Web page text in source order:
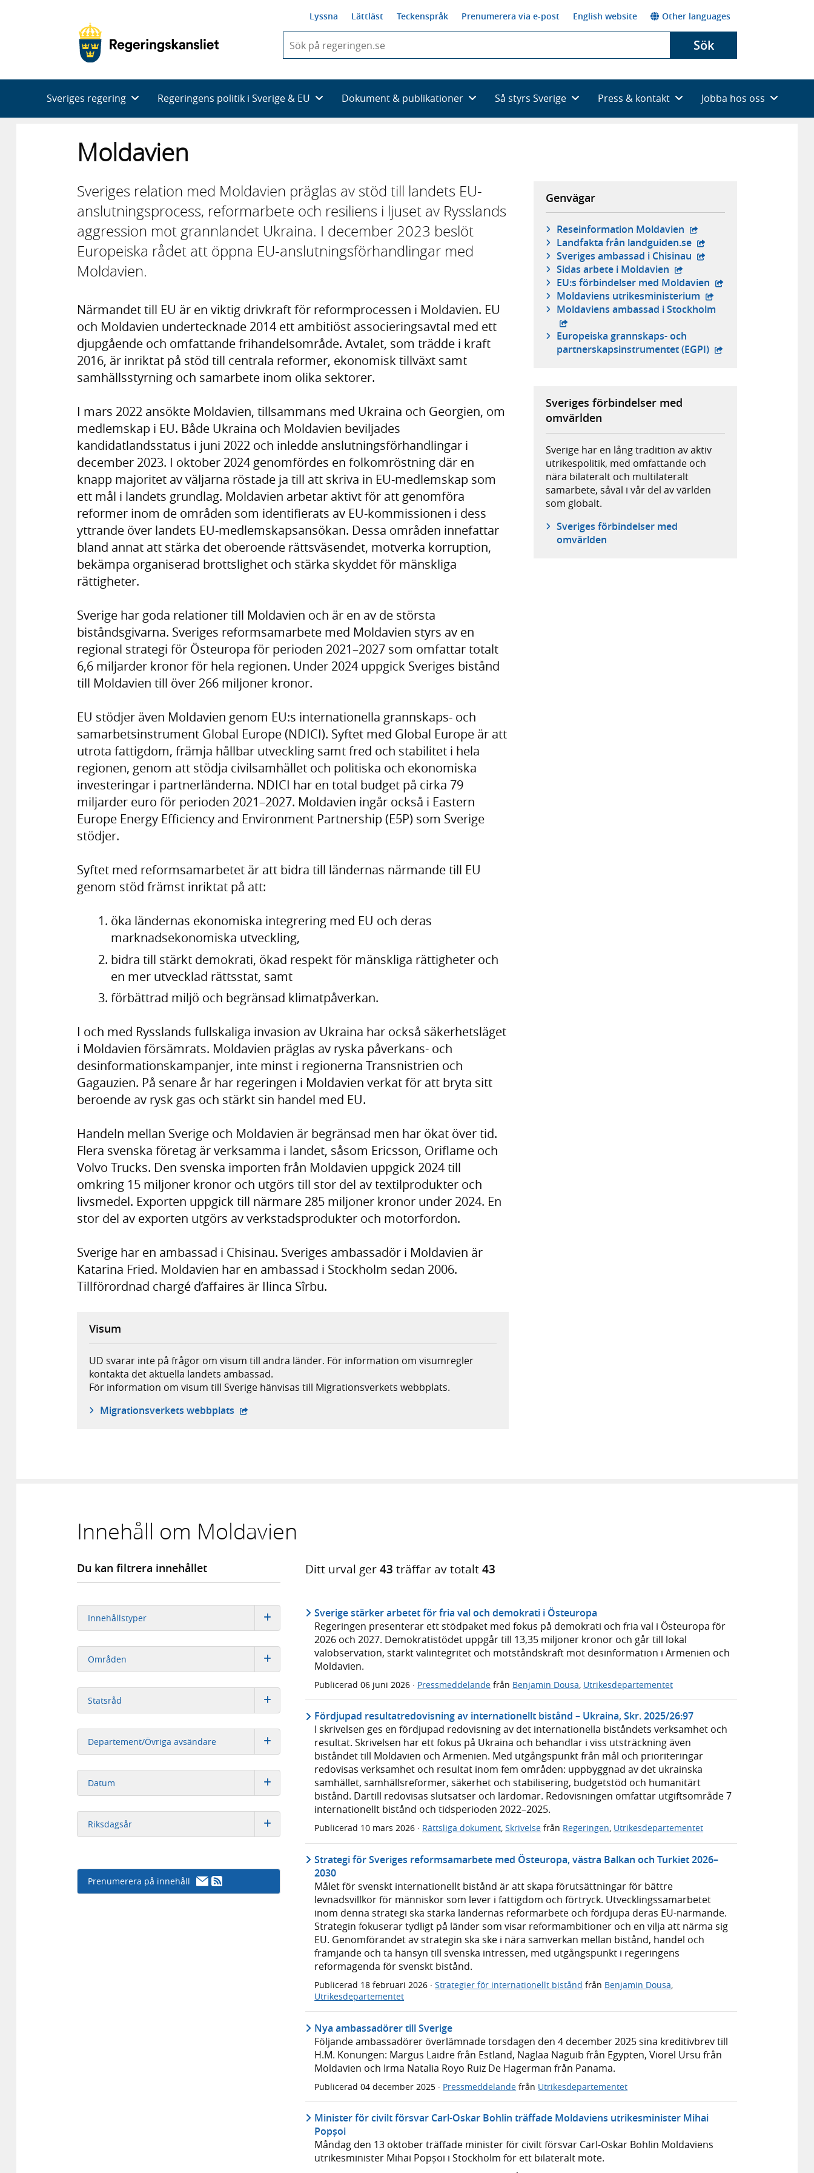
Lyssna Lättläst Teckenspråk Prenumerera via e-post English website Other languages
du
skriva
framträder
en
Sök
Sveriges regering Regeringens politik i Sverige & EU Dokument & publikationer Så styrs Sverige Press & kontakt Jobba hos oss
Moldavien
Sveriges relation med Moldavien präglas av stöd till landets EU-
anslutningsprocess, reformarbete och resiliens i ljuset av Rysslands
aggression mot grannlandet Ukraina. I december 2023 beslöt
Europeiska rådet att öppna EU-anslutningsförhandlingar med
Moldavien.
Närmandet till EU är en viktig drivkraft för reformprocessen i Moldavien. EU
och Moldavien undertecknade 2014 ett ambitiöst associeringsavtal med ett
djupgående och omfattande frihandelsområde. Avtalet, som trädde i kraft
2016, är inriktat på stöd till centrala reformer, ekonomisk tillväxt samt
samhällsstyrning och samarbete inom olika sektorer.
I mars 2022 ansökte Moldavien, tillsammans med Ukraina och Georgien, om
medlemskap i EU. Både Ukraina och Moldavien beviljades
kandidatlandsstatus i juni 2022 och inledde anslutningsförhandlingar i
december 2023. I oktober 2024 genomfördes en folkomröstning där en
knapp majoritet av väljarna röstade ja till att skriva in EU-medlemskap som
ett mål i landets grundlag. Moldavien arbetar aktivt för att genomföra
reformer inom de områden som identifierats av EU-kommissionen i dess
yttrande över landets EU-medlemskapsansökan. Dessa områden innefattar
bland annat att stärka det oberoende rättsväsendet, motverka korruption,
bekämpa organiserad brottslighet och stärka skyddet för mänskliga
rättigheter.
Sverige har goda relationer till Moldavien och är en av de största
biståndsgivarna. Sveriges reformsamarbete med Moldavien styrs av en
regional strategi för Östeuropa för perioden 2021–2027 som omfattar totalt
6,6 miljarder kronor för hela regionen. Under 2024 uppgick Sveriges bistånd
till Moldavien till över 266 miljoner kronor.
EU stödjer även Moldavien genom EU:s internationella grannskaps- och
samarbetsinstrument Global Europe (NDICI). Syftet med Global Europe är att
utrota fattigdom, främja hållbar utveckling samt fred och stabilitet i hela
regionen, genom att stödja civilsamhället och politiska och ekonomiska
investeringar i partnerländerna. NDICI har en total budget på cirka 79
miljarder euro för perioden 2021–2027. Moldavien ingår också i Eastern
Europe Energy Efficiency and Environment Partnership (E5P) som Sverige
stödjer.
Syftet med reformsamarbetet är att bidra till ländernas närmande till EU
genom stöd främst inriktat på att:
öka ländernas ekonomiska integrering med EU och deras
marknadsekonomiska utveckling,
bidra till stärkt demokrati, ökad respekt för mänskliga rättigheter och
en mer utvecklad rättsstat, samt
förbättrad miljö och begränsad klimatpåverkan.
I och med Rysslands fullskaliga invasion av Ukraina har också säkerhetsläget
i Moldavien försämrats. Moldavien präglas av ryska påverkans- och
desinformationskampanjer, inte minst i regionerna Transnistrien och
Gagauzien. På senare år har regeringen i Moldavien verkat för att bryta sitt
beroende av rysk gas och stärkt sin handel med EU.
Handeln mellan Sverige och Moldavien är begränsad men har ökat över tid.
Flera svenska företag är verksamma i landet, såsom Ericsson, Oriflame och
Volvo Trucks. Den svenska importen från Moldavien uppgick 2024 till
omkring 15 miljoner kronor och utgörs till stor del av textilprodukter och
livsmedel. Exporten uppgick till närmare 285 miljoner kronor under 2024. En
stor del av exporten utgörs av verkstadsprodukter och motorfordon.
Sverige har en ambassad i Chisinau. Sveriges ambassadör i Moldavien är
Katarina Fried. Moldavien har en ambassad i Stockholm sedan 2006.
Tillförordnad chargé d’affaires är Ilinca Sîrbu.
Visum
UD svarar inte på frågor om visum till andra länder. För information om visumregler
kontakta det aktuella landets ambassad.
För information om visum till Sverige hänvisas till Migrationsverkets webbplats.
Migrationsverkets webbplats - öppnas i ny flik, extern webbplats,
Genvägar
Reseinformation Moldavien - extern webbplats,
Landfakta från landguiden.se - extern webbplats,
Sveriges ambassad i Chisinau - extern webbplats,
Sidas arbete i Moldavien - extern webbplats,
EU:s förbindelser med Moldavien - extern webbplats,
Moldaviens utrikesministerium - extern webbplats,
Moldaviens ambassad i Stockholm- extern webbplats,
Europeiska grannskaps- och
partnerskapsinstrumentet (EGPI) - extern webbplats,
Sveriges förbindelser med
omvärlden
Sverige har en lång tradition av aktiv
utrikespolitik, med omfattande och
nära bilateralt och multilateralt
samarbete, såväl i vår del av världen
som globalt.
Sveriges förbindelser med
omvärlden
Innehåll om Moldavien
Du kan filtrera innehållet
Innehållstyper
Områden
Statsråd
Departement/Övriga avsändare
Datum
Riksdagsår
Prenumerera på innehåll
Ditt urval ger43 träffar av totalt43
Sverige stärker arbetet för fria val och demokrati i Östeuropa
Regeringen presenterar ett stödpaket med fokus på demokrati och fria val i Östeuropa för
2026 och 2027. Demokratistödet uppgår till 13,35 miljoner kronor och går till lokal
valobservation, stärkt valintegritet och motståndskraft mot desinformation i Armenien och
Moldavien.
Publicerad06 juni 2026 · Pressmeddelande från Benjamin Dousa Utrikesdepartementet
Fördjupad resultatredovisning av internationellt bistånd – Ukraina, Skr. 2025/26:97
I skrivelsen ges en fördjupad redovisning av det internationella biståndets verksamhet och
resultat. Skrivelsen har ett fokus på Ukraina och behandlar i viss utsträckning även
biståndet till Moldavien och Armenien. Med utgångspunkt från mål och prioriteringar
redovisas verksamhet och resultat inom fem områden: uppbyggnad av det ukrainska
samhället, samhällsreformer, säkerhet och stabilisering, budgetstöd och humanitärt
bistånd. Därtill redovisas slutsatser och lärdomar. Redovisningen omfattar utgiftsområde 7
internationellt bistånd och tidsperioden 2022–2025.
Publicerad 10 mars 2026 · Rättsliga dokument,Skrivelse från Regeringen, Utrikesdepartementet
Strategi för Sveriges reformsamarbete med Östeuropa, västra Balkan och Turkiet 2026–
2030
Målet för svenskt internationellt bistånd är att skapa förutsättningar för bättre
levnadsvillkor för människor som lever i fattigdom och förtryck. Utvecklingssamarbetet
inom denna strategi ska stärka ländernas reformarbete och fördjupa deras EU-närmande.
Strategin fokuserar tydligt på länder som visar reformambitioner och en vilja att närma sig
EU. Genomförandet av strategin ska ske i nära samverkan mellan bistånd, handel och
främjande och ta hänsyn till svenska intressen, med utgångspunkt i regeringens
reformagenda för svenskt bistånd.
Publicerad 18 februari 2026 ·Strategier för internationellt bistånd från Benjamin Dousa,
Utrikesdepartementet
Nya ambassadörer till Sverige
Följande ambassadörer överlämnade torsdagen den 4 december 2025 sina kreditivbrev till
H.M. Konungen: Margus Laidre från Estland, Naglaa Naguib från Egypten, Viorel Ursu från
Moldavien och Irma Natalia Royo Ruiz De Hagerman från Panama.
Publicerad04 december 2025 · Pressmeddelande från Utrikesdepartementet
Minister för civilt försvar Carl-Oskar Bohlin träffade Moldaviens utrikesminister Mihai
Popșoi
Måndag den 13 oktober träffade minister för civilt försvar Carl-Oskar Bohlin Moldaviens
utrikesminister Mihai Popșoi i Stockholm för ett bilateralt möte.